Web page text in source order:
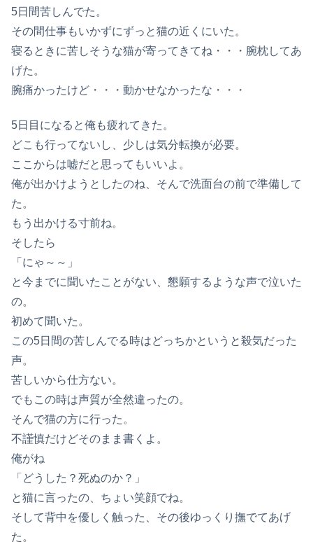
5日間苦しんでた。
その間仕事もいかずにずっと猫の近くにいた。
寝るときに苦しそうな猫が寄ってきてね・・・腕枕してあ
げた。
腕痛かったけど・・・動かせなかったな・・・
5日目になると俺も疲れてきた。
どこも行ってないし、少しは気分転換が必要。
ここからは嘘だと思ってもいいよ。
俺が出かけようとしたのね、そんで洗面台の前で準備して
た。
もう出かける寸前ね。
そしたら
「にゃ～～」
と今までに聞いたことがない、懇願するような声で泣いた
の。
初めて聞いた。
この5日間の苦しんでる時はどっちかというと殺気だった
声。
苦しいから仕方ない。
でもこの時は声質が全然違ったの。
そんで猫の方に行った。
不謹慎だけどそのまま書くよ。
俺がね
「どうした？死ぬのか？」
と猫に言ったの、ちょい笑顔でね。
そして背中を優しく触った、その後ゆっくり撫でてあげ
た。